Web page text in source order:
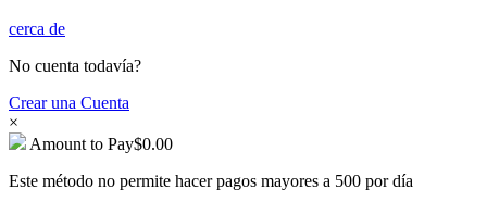
cerca de
No cuenta todavía?
Crear una Cuenta
×
Amount to Pay$0.00
Este método no permite hacer pagos mayores a 500 por día